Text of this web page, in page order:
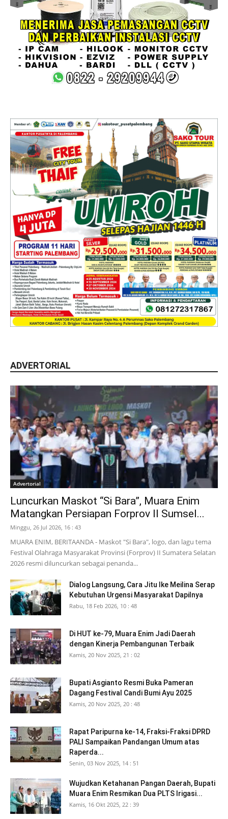
ADVERTORIAL
Advertorial
Luncurkan Maskot “Si Bara”, Muara Enim
Matangkan Persiapan Forprov II Sumsel...
Minggu, 26 Jul 2026, 16 : 43
MUARA ENIM, BERITAANDA - Maskot "Si Bara", logo, dan lagu tema
Festival Olahraga Masyarakat Provinsi (Forprov) II Sumatera Selatan
2026 resmi diluncurkan sebagai penanda...
Dialog Langsung, Cara Jitu Ike Meilina Serap
Kebutuhan Urgensi Masyarakat Dapilnya
Rabu, 18 Feb 2026, 10 : 48
Di HUT ke-79, Muara Enim Jadi Daerah
dengan Kinerja Pembangunan Terbaik
Kamis, 20 Nov 2025, 21 : 02
Bupati Asgianto Resmi Buka Pameran
Dagang Festival Candi Bumi Ayu 2025
Kamis, 20 Nov 2025, 20 : 48
Rapat Paripurna ke-14, Fraksi-Fraksi DPRD
PALI Sampaikan Pandangan Umum atas
Raperda...
Senin, 03 Nov 2025, 14 : 51
Wujudkan Ketahanan Pangan Daerah, Bupati
Muara Enim Resmikan Dua PLTS Irigasi...
Kamis, 16 Okt 2025, 22 : 39